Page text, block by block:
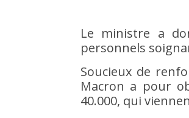
Le ministre a
personnels
Soucieux de
Macron a pour
40.000, qui